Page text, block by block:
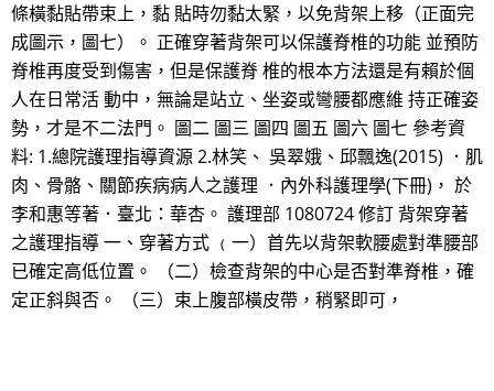
條橫黏貼帶束上，黏 貼時勿黏太緊，以免背架上移（正面完
成圖示，圖七）。 正確穿著背架可以保護脊椎的功能 並預防
脊椎再度受到傷害，但是保護脊 椎的根本方法還是有賴於個
人在日常活 動中，無論是站立、坐姿或彎腰都應維 持正確姿
勢，才是不二法門。 圖二 圖三 圖四 圖五 圖六 圖七 參考資
料: 1.總院護理指導資源 2.林笑、 吳翠娥、邱飄逸(2015) ．肌
肉、骨骼、關節疾病病人之護理 ．內外科護理學(下冊)， 於
李和惠等著．臺北：華杏。 護理部 1080724 修訂 背架穿著
之護理指導 一、穿著方式 ﹙一）首先以背架軟腰處對準腰部
已確定高低位置。 （二）檢查背架的中心是否對準脊椎，確
定正斜與否。 （三）束上腹部橫皮帶，稍緊即可，